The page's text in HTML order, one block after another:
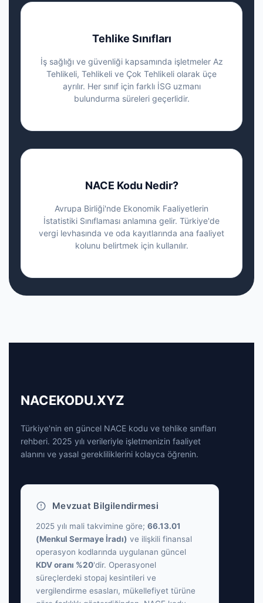
Tehlike Sınıfları
İş sağlığı ve güvenliği kapsamında işletmeler Az
Tehlikeli, Tehlikeli ve Çok Tehlikeli olarak üçe
ayrılır. Her sınıf için farklı İSG uzmanı
bulundurma süreleri geçerlidir.
NACE Kodu Nedir?
Avrupa Birliği'nde Ekonomik Faaliyetlerin
İstatistiki Sınıflaması anlamına gelir. Türkiye'de
vergi levhasında ve oda kayıtlarında ana faaliyet
kolunu belirtmek için kullanılır.
NACEKODU.XYZ
Türkiye'nin en güncel NACE kodu ve tehlike sınıfları
rehberi. 2025 yılı verileriyle işletmenizin faaliyet
alanını ve yasal gerekliliklerini kolayca öğrenin.
Mevzuat Bilgilendirmesi
2025 yılı mali takvimine göre; 66.13.01
(Menkul Sermaye İradı) ve ilişkili finansal
operasyon kodlarında uygulanan güncel
KDV oranı %20'dir. Operasyonel
süreçlerdeki stopaj kesintileri ve
vergilendirme esasları, mükellefiyet türüne